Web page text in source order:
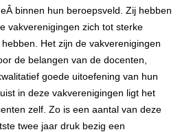
binnen hun beroepsveld. Zij hebben
vakverenigingen zich tot sterke
Het zijn de vakverenigingen
de belangen van de docenten,
goede uitoefening van hun
in deze vakverenigingen ligt het
zelf. Zo is een aantal van deze
twee jaar druk bezig een